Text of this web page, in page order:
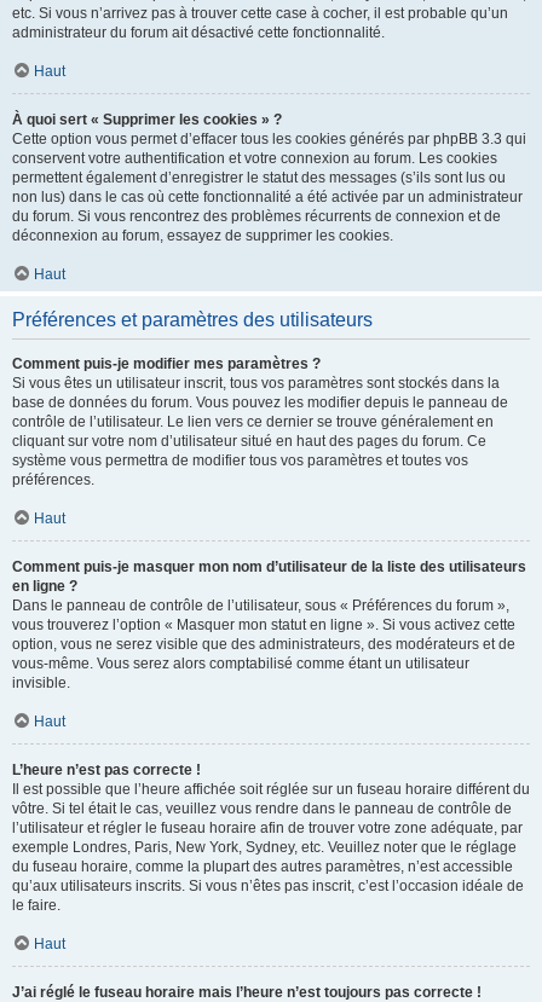
etc. Si vous n’arrivez pas à trouver cette case à cocher, il est probable qu’un
administrateur du forum ait désactivé cette fonctionnalité.
Haut
À quoi sert « Supprimer les cookies » ?
Cette option vous permet d’effacer tous les cookies générés par phpBB 3.3 qui
conservent votre authentification et votre connexion au forum. Les cookies
permettent également d’enregistrer le statut des messages (s’ils sont lus ou
non lus) dans le cas où cette fonctionnalité a été activée par un administrateur
du forum. Si vous rencontrez des problèmes récurrents de connexion et de
déconnexion au forum, essayez de supprimer les cookies.
Haut
Préférences et paramètres des utilisateurs
Comment puis-je modifier mes paramètres ?
Si vous êtes un utilisateur inscrit, tous vos paramètres sont stockés dans la
base de données du forum. Vous pouvez les modifier depuis le panneau de
contrôle de l’utilisateur. Le lien vers ce dernier se trouve généralement en
cliquant sur votre nom d’utilisateur situé en haut des pages du forum. Ce
système vous permettra de modifier tous vos paramètres et toutes vos
préférences.
Haut
Comment puis-je masquer mon nom d’utilisateur de la liste des utilisateurs
en ligne ?
Dans le panneau de contrôle de l’utilisateur, sous « Préférences du forum »,
vous trouverez l’option « Masquer mon statut en ligne ». Si vous activez cette
option, vous ne serez visible que des administrateurs, des modérateurs et de
vous-même. Vous serez alors comptabilisé comme étant un utilisateur
invisible.
Haut
L’heure n’est pas correcte !
Il est possible que l’heure affichée soit réglée sur un fuseau horaire différent du
vôtre. Si tel était le cas, veuillez vous rendre dans le panneau de contrôle de
l’utilisateur et régler le fuseau horaire afin de trouver votre zone adéquate, par
exemple Londres, Paris, New York, Sydney, etc. Veuillez noter que le réglage
du fuseau horaire, comme la plupart des autres paramètres, n’est accessible
qu’aux utilisateurs inscrits. Si vous n’êtes pas inscrit, c’est l’occasion idéale de
le faire.
Haut
J’ai réglé le fuseau horaire mais l’heure n’est toujours pas correcte !